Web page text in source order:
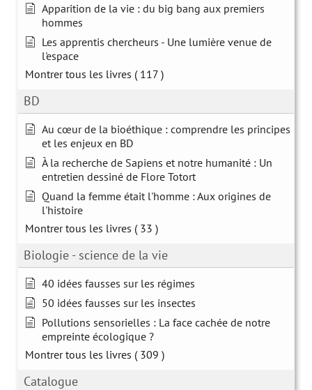
Apparition de la vie : du big bang aux premiers
hommes
Les apprentis chercheurs - Une lumière venue de
l'espace
Montrer tous les livres ( 117 )
BD
Au cœur de la bioéthique : comprendre les principes
et les enjeux en BD
À la recherche de Sapiens et notre humanité : Un
entretien dessiné de Flore Totort
Quand la femme était l'homme : Aux origines de
l'histoire
Montrer tous les livres ( 33 )
Biologie - science de la vie
40 idées fausses sur les régimes
50 idées fausses sur les insectes
Pollutions sensorielles : La face cachée de notre
empreinte écologique ?
Montrer tous les livres ( 309 )
Catalogue